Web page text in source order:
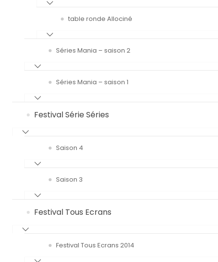
table ronde Allociné
Séries Mania – saison 2
Séries Mania – saison 1
Festival Série Séries
Saison 4
Saison 3
Festival Tous Ecrans
Festival Tous Ecrans 2014